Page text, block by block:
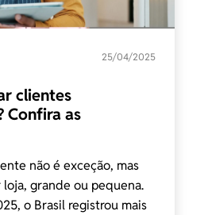
25/04/2025
clientes
Confira as
não é exceção, mas
grande ou pequena.
o Brasil registrou mais